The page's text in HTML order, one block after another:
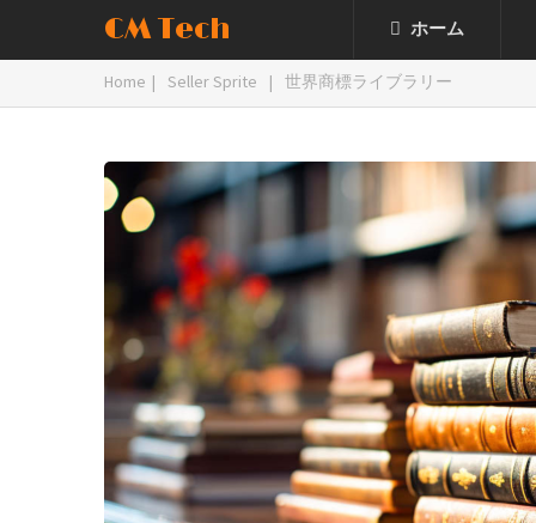
CM Tech ホーム
Home | Seller Sprite | 世界商標ライブラリー